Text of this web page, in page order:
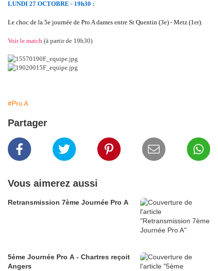
LUNDI 27 OCTOBRE - 19h30 :
Le choc de la 5e journée de Pro A dames entre St Quentin (3e) - Metz (1er).
Voir le match (à partir de 19h30)
#Pro A
Partager
Vous aimerez aussi
Retransmission 7ème Journée Pro A
5ème Journée Pro A - Chartres reçoit
Angers